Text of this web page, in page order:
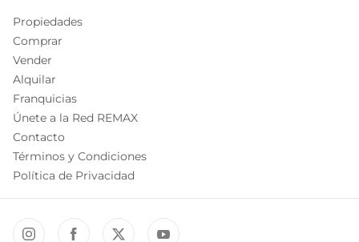
Propiedades
Comprar
Vender
Alquilar
Franquicias
Únete a la Red REMAX
Contacto
Términos y Condiciones
Política de Privacidad